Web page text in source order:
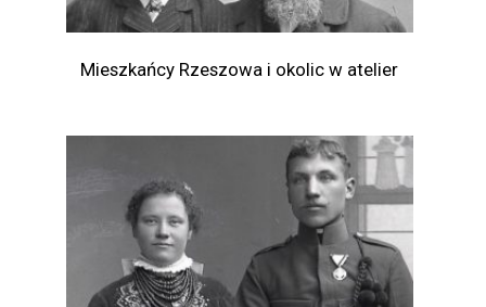
Mieszkańcy Rzeszowa i okolic w atelier